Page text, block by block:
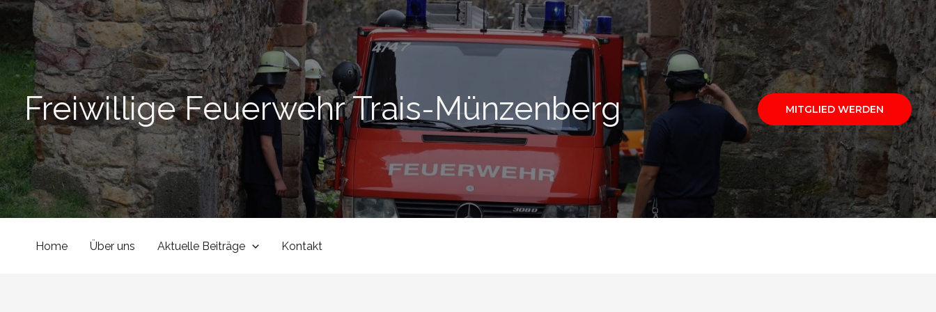
Zum
springen
Freiwillige Feuerwehr Trais-Münzenberg MITGLIED WERDEN
Home Über uns Aktuelle Beiträge Kontakt